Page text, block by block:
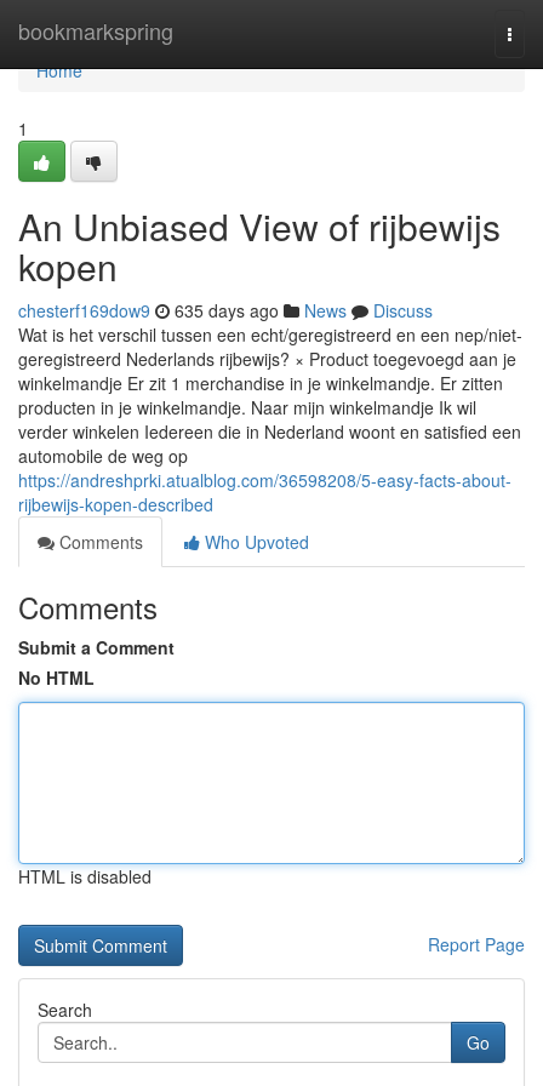
bookmarkspring
Home
Home
1
An Unbiased View of rijbewijs
kopen
chesterf169dow9 635 days ago News
Discuss
Wat is het verschil tussen een echt/geregistreerd en een nep/niet-
geregistreerd Nederlands rijbewijs? × Product toegevoegd aan je
winkelmandje Er zit 1 merchandise in je winkelmandje. Er zitten
producten in je winkelmandje. Naar mijn winkelmandje Ik wil
verder winkelen Iedereen die in Nederland woont en satisfied een
automobile de weg op
https://andreshprki.atualblog.com/36598208/5-easy-facts-about-
rijbewijs-kopen-described
Comments
Who Upvoted
Comments
Submit a Comment
No HTML
HTML is disabled
Report Page
Search
Go